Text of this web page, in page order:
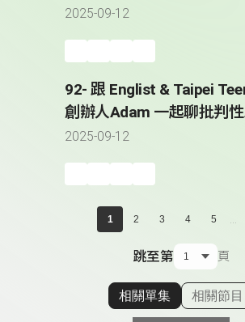
Sharing His Taiwan
2025-09-12
92- 跟 Englist & Taipei
創辦人Adam 一起聊批判性
* Adam Hatch - Founder of
2025-09-12
1 2 3 4 5 ...
跳至第 頁
顯示相關單
相關單集 相關節目